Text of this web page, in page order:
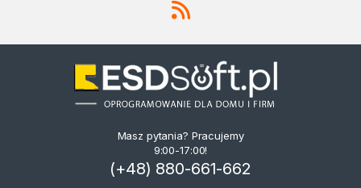
Masz pytania? Pracujemy
9:00-17:00!
(+48) 880-661-662